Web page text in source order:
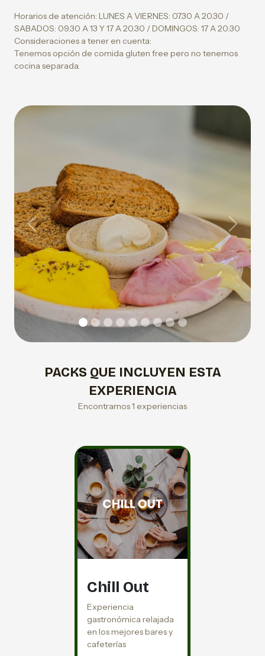
Horarios de atención: LUNES A VIERNES: 07.30 A 20.30 /
SABADOS: 09.30 A 13 Y 17 A 20.30 / DOMINGOS: 17 A 20:30
Consideraciones a tener en cuenta:
Tenemos opción de comida gluten free pero no tenemos
cocina separada.
Previous Next
PACKS QUE INCLUYEN ESTA
EXPERIENCIA
Encontramos 1 experiencias
Chill Out
Experiencia
gastronómica relajada
en los mejores bares y
cafeterías